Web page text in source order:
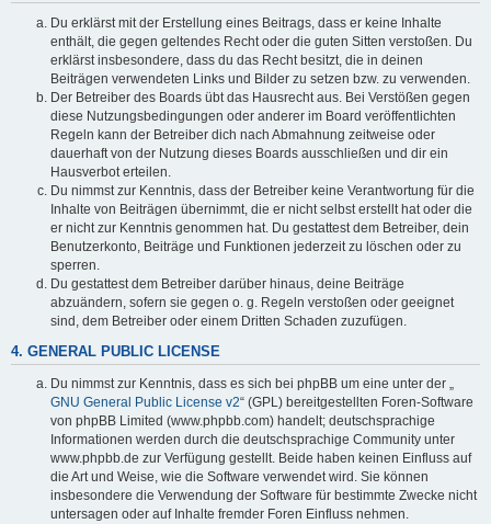
Du erklärst mit der Erstellung eines Beitrags, dass er keine Inhalte
enthält, die gegen geltendes Recht oder die guten Sitten verstoßen. Du
erklärst insbesondere, dass du das Recht besitzt, die in deinen
Beiträgen verwendeten Links und Bilder zu setzen bzw. zu verwenden.
Der Betreiber des Boards übt das Hausrecht aus. Bei Verstößen gegen
diese Nutzungsbedingungen oder anderer im Board veröffentlichten
Regeln kann der Betreiber dich nach Abmahnung zeitweise oder
dauerhaft von der Nutzung dieses Boards ausschließen und dir ein
Hausverbot erteilen.
Du nimmst zur Kenntnis, dass der Betreiber keine Verantwortung für die
Inhalte von Beiträgen übernimmt, die er nicht selbst erstellt hat oder die
er nicht zur Kenntnis genommen hat. Du gestattest dem Betreiber, dein
Benutzerkonto, Beiträge und Funktionen jederzeit zu löschen oder zu
sperren.
Du gestattest dem Betreiber darüber hinaus, deine Beiträge
abzuändern, sofern sie gegen o. g. Regeln verstoßen oder geeignet
sind, dem Betreiber oder einem Dritten Schaden zuzufügen.
4. GENERAL PUBLIC LICENSE
Du nimmst zur Kenntnis, dass es sich bei phpBB um eine unter der „
GNU General Public License v2“ (GPL) bereitgestellten Foren-Software
von phpBB Limited (www.phpbb.com) handelt; deutschsprachige
Informationen werden durch die deutschsprachige Community unter
www.phpbb.de zur Verfügung gestellt. Beide haben keinen Einfluss auf
die Art und Weise, wie die Software verwendet wird. Sie können
insbesondere die Verwendung der Software für bestimmte Zwecke nicht
untersagen oder auf Inhalte fremder Foren Einfluss nehmen.